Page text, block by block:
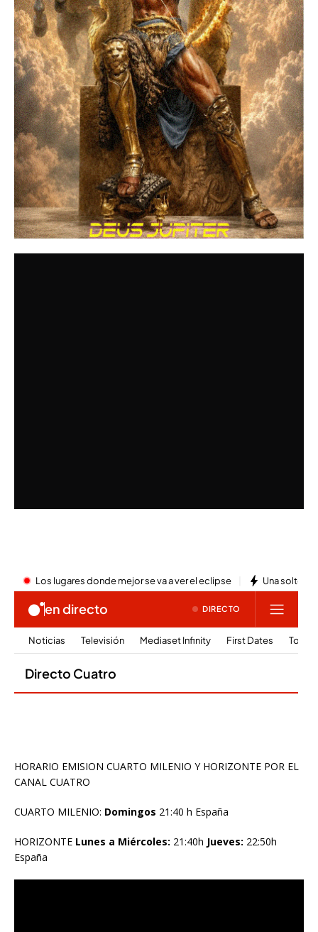
HORARIO EMISION CUARTO MILENIO Y HORIZONTE POR EL
CANAL CUATRO
CUARTO MILENIO: Domingos 21:40 h España
HORIZONTE Lunes a Miércoles: 21:40h Jueves: 22:50h
España